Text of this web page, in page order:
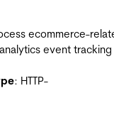
ecommerce-
event tracking
: HTTP-